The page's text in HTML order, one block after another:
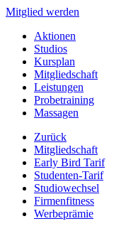
Mitglied werden
Aktionen
Studios
Kursplan
Mitgliedschaft
Leistungen
Probetraining
Massagen
Zurück
Mitgliedschaft
Early Bird Tarif
Studenten-Tarif
Studiowechsel
Firmenfitness
Werbeprämie